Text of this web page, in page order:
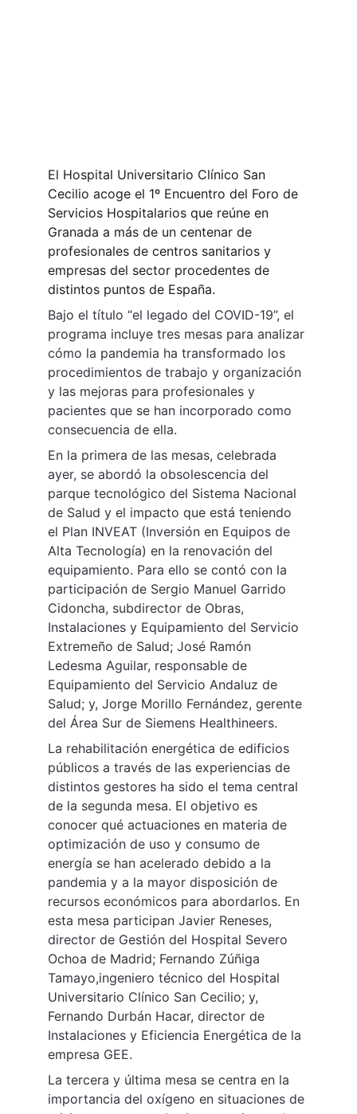
El Hospital Universitario Clínico San
Cecilio acoge el 1º Encuentro del Foro de
Servicios Hospitalarios que reúne en
Granada a más de un centenar de
profesionales de centros sanitarios y
empresas del sector procedentes de
distintos puntos de España.
Bajo el título “el legado del COVID-19”, el
programa incluye tres mesas para analizar
cómo la pandemia ha transformado los
procedimientos de trabajo y organización
y las mejoras para profesionales y
pacientes que se han incorporado como
consecuencia de ella.
En la primera de las mesas, celebrada
ayer, se abordó la obsolescencia del
parque tecnológico del Sistema Nacional
de Salud y el impacto que está teniendo
el Plan INVEAT (Inversión en Equipos de
Alta Tecnología) en la renovación del
equipamiento. Para ello se contó con la
participación de Sergio Manuel Garrido
Cidoncha, subdirector de Obras,
Instalaciones y Equipamiento del Servicio
Extremeño de Salud; José Ramón
Ledesma Aguilar, responsable de
Equipamiento del Servicio Andaluz de
Salud; y, Jorge Morillo Fernández, gerente
del Área Sur de Siemens Healthineers.
La rehabilitación energética de edificios
públicos a través de las experiencias de
distintos gestores ha sido el tema central
de la segunda mesa. El objetivo es
conocer qué actuaciones en materia de
optimización de uso y consumo de
energía se han acelerado debido a la
pandemia y a la mayor disposición de
recursos económicos para abordarlos. En
esta mesa participan Javier Reneses,
director de Gestión del Hospital Severo
Ochoa de Madrid; Fernando Zúñiga
Tamayo,ingeniero técnico del Hospital
Universitario Clínico San Cecilio; y,
Fernando Durbán Hacar, director de
Instalaciones y Eficiencia Energética de la
empresa GEE.
La tercera y última mesa se centra en la
importancia del oxígeno en situaciones de